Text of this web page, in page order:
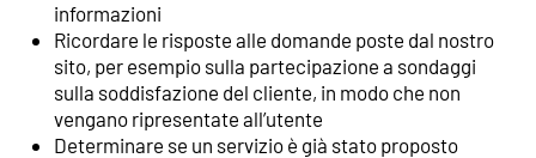
informazioni
Ricordare le risposte alle domande poste dal nostro
sito, per esempio sulla partecipazione a sondaggi
sulla soddisfazione del cliente, in modo che non
vengano ripresentate all’utente
Determinare se un servizio è già stato proposto